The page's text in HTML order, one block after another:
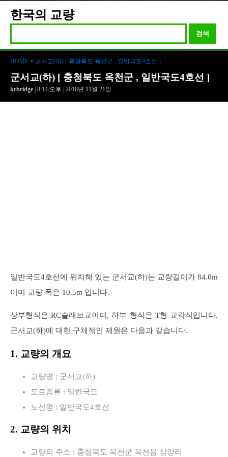
한국의 교량
검색
HOME > 군서교(하) [ 충청북도 옥천군 , 일반국도4호선 ]
군서교(하) [ 충청북도 옥천군 , 일반국도4호선 ]
krbridge | 8:14 오후 | 2018년 11월 21일
일반국도4호선에 위치해 있는 군서교(하)는 교량길이가 84.0m
이며 교량 폭은 10.5m 입니다.
상부형식은 RC슬래브교이며, 하부 형식은 T형 교각식입니다.
군서교(하)에 대한 구체적인 제원은 다음과 같습니다.
1. 교량의 개요
교량명 : 군서교(하)
도로종류 : 일반국도
노선명 : 일반국도4호선
2. 교량의 위치
교량의 주소 : 충청북도 옥천군 옥천읍 삼양리